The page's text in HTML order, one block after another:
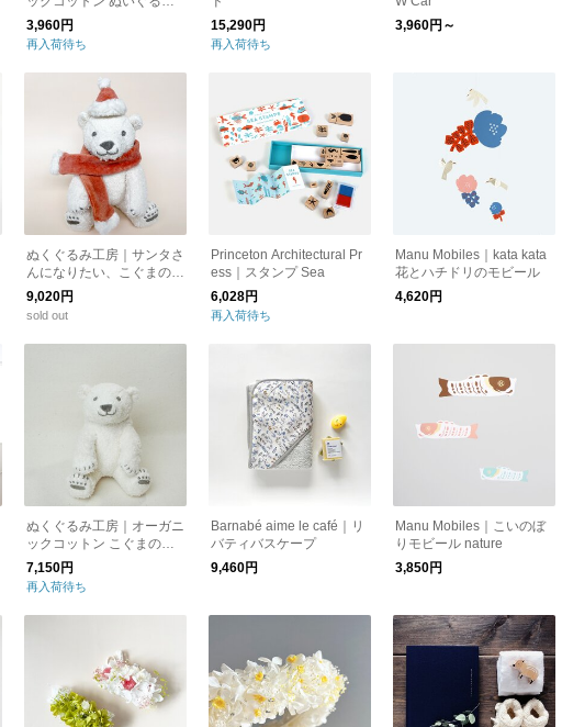
手作りキット
3,960円
再入荷待ち
15,290円
再入荷待ち
3,960円～
ぬくぐるみ工房｜サンタさ
んになりたい、こぐまのぬ
いぐるみ
9,020円
sold out
Princeton Architectural Pr
ess｜スタンプ Sea
6,028円
再入荷待ち
Manu Mobiles｜kata kata
花とハチドリのモビール
4,620円
ぬくぐるみ工房｜オーガニ
ックコットン こぐまのぬ
いぐるみ
7,150円
再入荷待ち
Barnabé aime le café｜リ
バティバスケープ
9,460円
Manu Mobiles｜こいのぼ
りモビール nature
3,850円